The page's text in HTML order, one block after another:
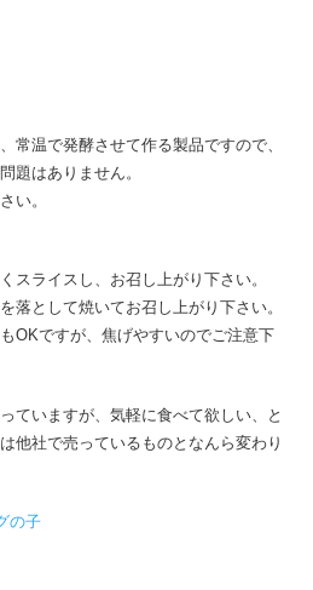
常温で発酵させて作る製品ですので、
題はありません。
い。
ライスし、お召し上がり下さい。
として焼いてお召し上がり下さい。
OKですが、焦げやすいのでご注意下
ていますが、気軽に食べて欲しい、と
他社で売っているものとなんら変わり
の子